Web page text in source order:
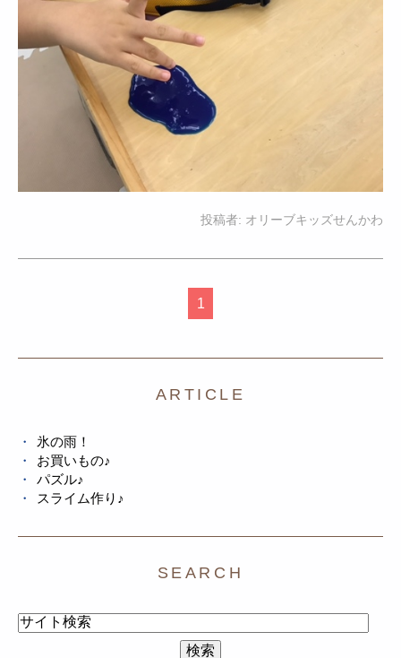
投稿者: オリーブキッズせんかわ
1
ARTICLE
氷の雨！
お買いもの♪
パズル♪
スライム作り♪
SEARCH